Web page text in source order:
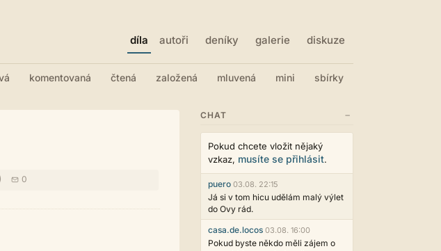
díla autoři deníky galerie diskuze
komentovaná čtená založená mluvená mini sbírky
0
CHAT −
Pokud chcete vložit nějaký
vzkaz, musíte se přihlásit.
puero 03.08. 22:15
Já si v tom hicu udělám malý výlet
do Ovy rád.
casa.de.locos 03.08. 16:00
Pokud byste někdo měli zájem o